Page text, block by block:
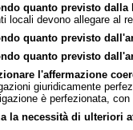
quanto previsto dalla
locali devono allegare al
quanto previsto
quanto previsto
l'affermazione
giuridicamente
è perfezionata,
la necessità di ulteriori